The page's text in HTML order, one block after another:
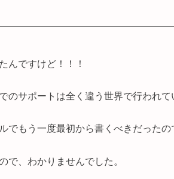
んですけど！！！
のサポートは全く違う世界で行われて
でもう一度最初から書くべきだったの
で、わかりませんでした。